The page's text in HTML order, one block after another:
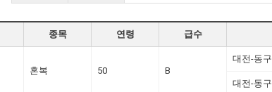
종목 연령 급수
혼복 50 B
대전-동구
대전-동구